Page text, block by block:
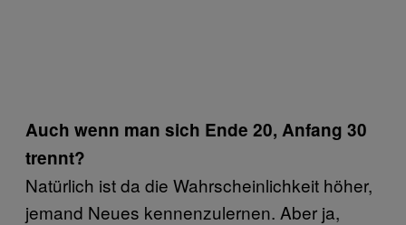
Auch wenn man sich Ende 20, Anfang 30
trennt?
Natürlich ist da die Wahrscheinlichkeit höher,
jemand Neues kennenzulernen. Aber ja,